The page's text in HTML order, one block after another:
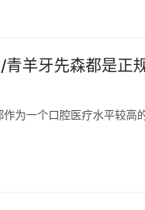
羊牙先森都是正
为一个口腔医疗水平较高